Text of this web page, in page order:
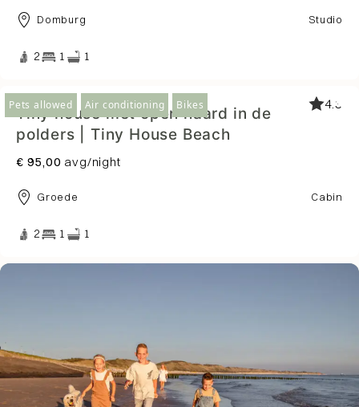
Domburg Studio
2 1 1
Pets allowed Air conditioning Bikes
Tiny house met open haard in de
polders | Tiny House Beach
4.3
€ 95,00 avg/night
Groede Cabin
2 1 1